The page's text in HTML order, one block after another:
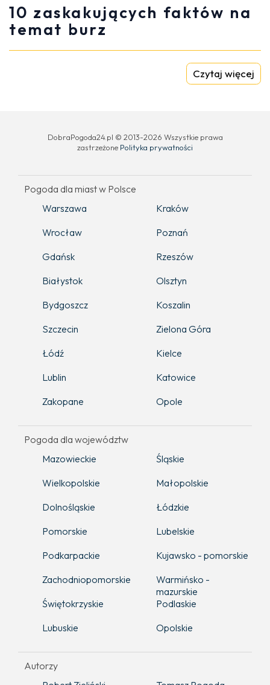
10 zaskakujących faktów na
temat burz
Czytaj więcej
DobraPogoda24.pl © 2013-2026 Wszystkie prawa
zastrzeżone Polityka prywatności
Pogoda dla miast w Polsce
Warszawa
Kraków
Wrocław
Poznań
Gdańsk
Rzeszów
Białystok
Olsztyn
Bydgoszcz
Koszalin
Szczecin
Zielona Góra
Łódź
Kielce
Lublin
Katowice
Zakopane
Opole
Pogoda dla województw
Mazowieckie
Śląskie
Wielkopolskie
Małopolskie
Dolnośląskie
Łódzkie
Pomorskie
Lubelskie
Podkarpackie
Kujawsko - pomorskie
Zachodniopomorskie
Warmińsko -
mazurskie
Świętokrzyskie
Podlaskie
Lubuskie
Opolskie
Autorzy